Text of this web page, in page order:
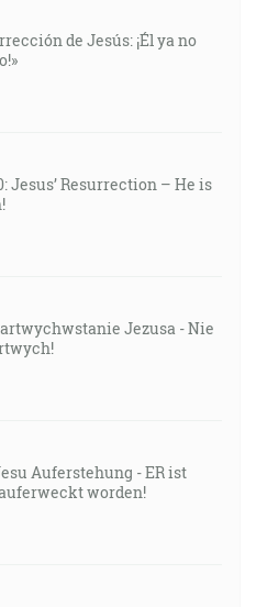
de Jesús: ¡Él ya no
Jesus’ Resurrection – He is
Jezusa - Nie
Auferstehung - ER ist
worden!